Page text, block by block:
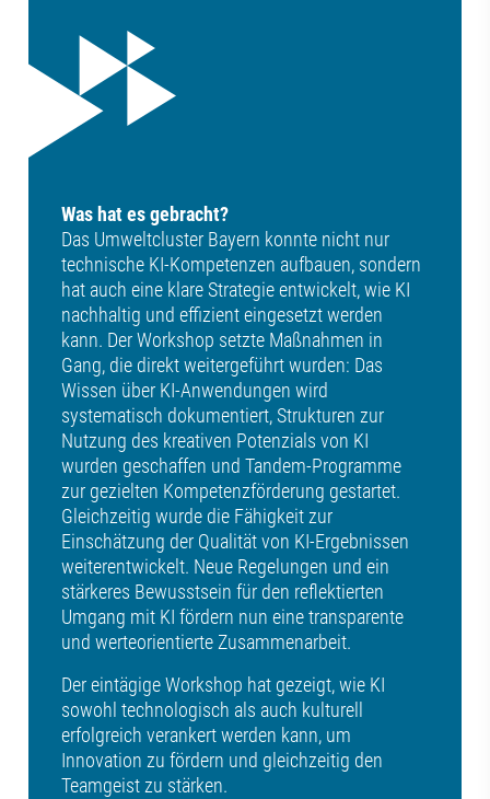
Was hat es gebracht?
Das Umweltcluster Bayern konnte nicht nur
technische KI-Kompetenzen aufbauen, sondern
hat auch eine klare Strategie entwickelt, wie KI
nachhaltig und effizient eingesetzt werden
kann. Der Workshop setzte Maßnahmen in
Gang, die direkt weitergeführt wurden: Das
Wissen über KI-Anwendungen wird
systematisch dokumentiert, Strukturen zur
Nutzung des kreativen Potenzials von KI
wurden geschaffen und Tandem-Programme
zur gezielten Kompetenzförderung gestartet.
Gleichzeitig wurde die Fähigkeit zur
Einschätzung der Qualität von KI-Ergebnissen
weiterentwickelt. Neue Regelungen und ein
stärkeres Bewusstsein für den reflektierten
Umgang mit KI fördern nun eine transparente
und werteorientierte Zusammenarbeit.
Der eintägige Workshop hat gezeigt, wie KI
sowohl technologisch als auch kulturell
erfolgreich verankert werden kann, um
Innovation zu fördern und gleichzeitig den
Teamgeist zu stärken.